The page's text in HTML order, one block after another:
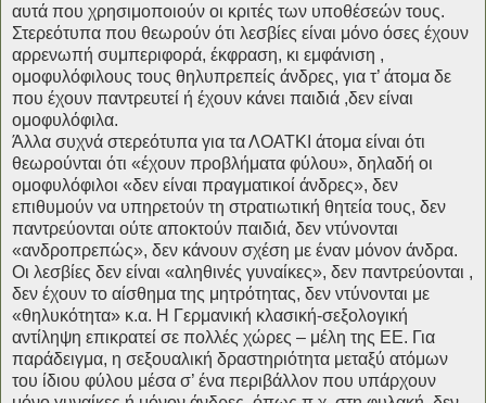
αυτά που χρησιμοποιούν οι κριτές των υποθέσεών τους.
Στερεότυπα που θεωρούν ότι λεσβίες είναι μόνο όσες έχουν
αρρενωπή συμπεριφορά, έκφραση, κι εμφάνιση ,
ομοφυλόφιλους τους θηλυπρεπείς άνδρες, για τ’ άτομα δε
που έχουν παντρευτεί ή έχουν κάνει παιδιά ,δεν είναι
ομοφυλόφιλα.
Άλλα συχνά στερεότυπα για τα ΛΟΑΤΚΙ άτομα είναι ότι
θεωρούνται ότι «έχουν προβλήματα φύλου», δηλαδή οι
ομοφυλόφιλοι «δεν είναι πραγματικοί άνδρες», δεν
επιθυμούν να υπηρετούν τη στρατιωτική θητεία τους, δεν
παντρεύονται ούτε αποκτούν παιδιά, δεν ντύνονται
«ανδροπρεπώς», δεν κάνουν σχέση με έναν μόνον άνδρα.
Οι λεσβίες δεν είναι «αληθινές γυναίκες», δεν παντρεύονται ,
δεν έχουν το αίσθημα της μητρότητας, δεν ντύνονται με
«θηλυκότητα» κ.α. Η Γερμανική κλασική-σεξολογική
αντίληψη επικρατεί σε πολλές χώρες – μέλη της ΕΕ. Για
παράδειγμα, η σεξουαλική δραστηριότητα μεταξύ ατόμων
του ίδιου φύλου μέσα σ’ ένα περιβάλλον που υπάρχουν